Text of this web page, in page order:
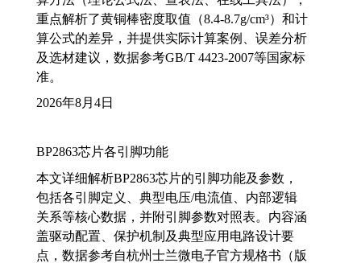
重点解析了黄铜棒密度取值（8.4-8.7g/cm³）和计
算公式的差异，并提供实际计算案例、误差分析
及选材建议，数据参考GB/T 4423-2007等国家标
准。
2026年8月4日
BP2863芯片各引脚功能
本文详细解析BP2863芯片的引脚功能及参数，
包括各引脚定义、典型电压/电流值、内部逻辑
关系等核心数据，并附引脚参数对照表。内容涵
盖驱动配置、保护机制及典型应用电路设计要
点，数据参考自杭州士兰微电子官方规格书（版